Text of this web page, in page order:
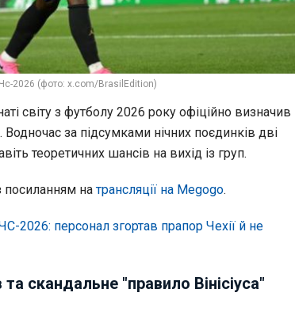
2026 (фото: x.com/BrasilEdition)
світу з футболу 2026 року офіційно визначив
за підсумками нічних поєдинків дві
теоретичних шансів на вихід із груп.
посиланням натрансляції на Megogo.
2026: персонал згортав прапор Чехії й не
скандальне "правило Вінісіуса"